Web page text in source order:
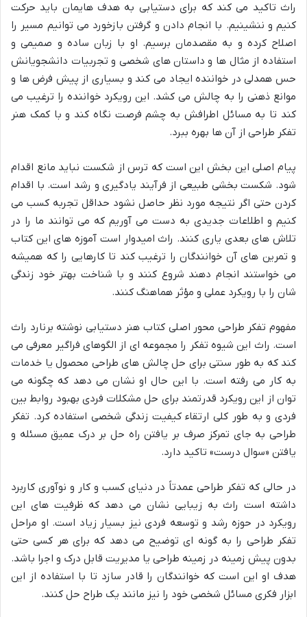
راث تاکید می کند که برای دستیابی به هدف هایمان باید حرکت
کنیم و ننشینیم. با انجام دادن و گرفتن بازخورد می توانیم مسیر را
اصلاح کرده و به مقصدمان برسیم. او با زبان ساده و صمیمی و
استفاده از مثال ها و داستان های شخصی و تجربیات دانشجویانش
حس همدلی در خواننده ایجاد می کند و بسیاری از پیش فرض ها و
موانع ذهنی را به چالش می کشد. این رویکرد خواننده را ترغیب می
کند تا به مسائل اطرافش به چشم فرصت نگاه کند و با کمک هنر
تفکر طراحی از آن ها بهره ببرد.
پیام اصلی این بخش این است که ترس از شکست نباید مانع اقدام
شود. شکست بخشی طبیعی از فرآیند یادگیری و رشد است. با اقدام
کردن حتی اگر نتیجه مورد نظر حاصل نشود حداقل تجربه کسب می
کنیم و اطلاعات جدیدی به دست می آوریم که می توانند ما را در
تلاش های بعدی یاری کنند. راث امیدوار است آموزه های این کتاب
و تمرین های آن خوانندگان را ترغیب کند تا کارهایی را که همیشه
می خواستند انجام دهند شروع کنند و با شناخت بهتر خود زندگی
شان را با رویکرد عملی و مؤثر هماهنگ کنند.
مفهوم تفکر طراحی محور اصلی کتاب هنر دستیابی نوشته برنارد راث
است. راث این شیوه تفکر را مجموعه ای از الگوهای فراگیر معرفی می
کند که به طور سنتی برای حل چالش های طراحی محصول یا خدمات
به کار می رفته است. با این حال او نشان می دهد که چگونه می
توان از این رویکرد قدرتمند برای حل مشکلات فردی بهبود روابط بین
فردی و به طور کلی ارتقاء کیفیت زندگی شخصی استفاده کرد. تفکر
طراحی به جای تمرکز صرف بر یافتن راه حل بر درک عمیق مسئله و
یافتن «سوال درست» تاکید دارد.
در حالی که تفکر طراحی عمدتاً در دنیای کسب و کار و نوآوری کاربرد
داشته است راث به زیبایی نشان می دهد که ظرفیت های این
رویکرد در حوزه رشد و توسعه فردی نیز بسیار زیاد است. او مراحل
تفکر طراحی را به گونه ای توضیح می دهد که برای هر کسی حتی
بدون پیش زمینه در زمینه طراحی یا مدیریت قابل درک و اجرا باشد.
هدف او این است که خوانندگان را قادر سازد تا با استفاده از این
ابزار فکری مسائل شخصی خود را نیز مانند یک طراح حل کنند.